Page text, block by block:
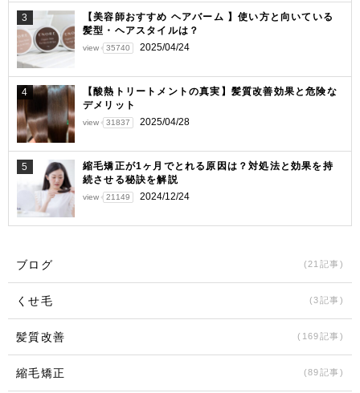
3
【美容師おすすめ ヘアバーム 】使い方と向いている
髪型・ヘアスタイルは？
view 35740 2025/04/24
4
【酸熱トリートメントの真実】髪質改善効果と危険な
デメリット
view 31837 2025/04/28
5
縮毛矯正が1ヶ月でとれる原因は？対処法と効果を持
続させる秘訣を解説
view 21149 2024/12/24
ブログ (21記事)
くせ毛 (3記事)
髪質改善 (169記事)
縮毛矯正 (89記事)